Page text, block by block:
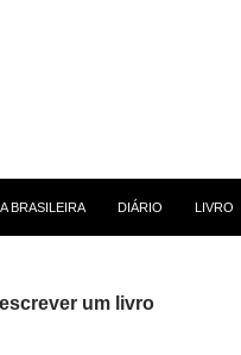
BRASILEIRA
DIÁRIO LIVRO
um livro